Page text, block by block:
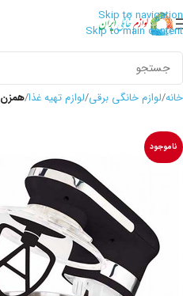
Skip to navigation
Skip to main content
خانه لوازم خانگی برقی لوازم تهیه غذا همزن
ناموجود